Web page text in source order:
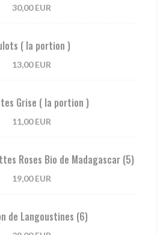
30,00 EUR
( la portion )
13,00 EUR
Grise ( la portion )
11,00 EUR
Roses Bio de Madagascar (5)
19,00 EUR
de Langoustines (6)